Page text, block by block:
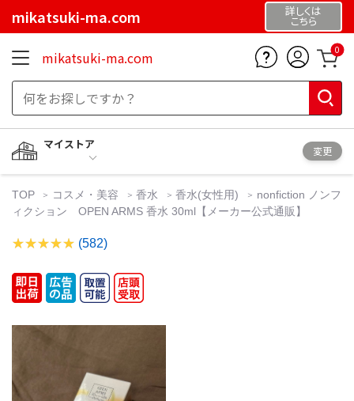
mikatsuki-ma.com 詳しくは
こちら
mikatsuki-ma.com 0
マイストア
変更
TOP コスメ・美容 香水 香水(女性用)
nonfiction ノンフ
ィクション OPEN ARMS 香水 30ml【メーカー公式通販】
(582)